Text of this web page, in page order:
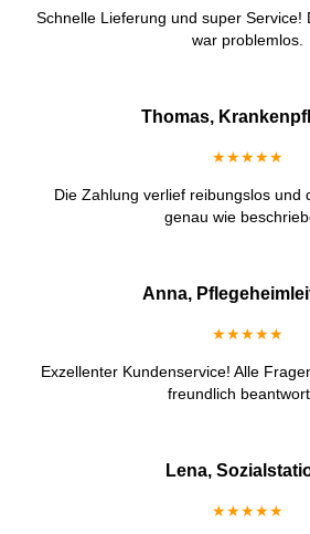
Schnelle Lieferung und super Service!
war problemlos.
Thomas,
★★★★★
Die Zahlung verlief reibungslos und
genau wie
Anna,
★★★★★
Exzellenter Kundenservice! Alle
freundlich
Lena,
★★★★★